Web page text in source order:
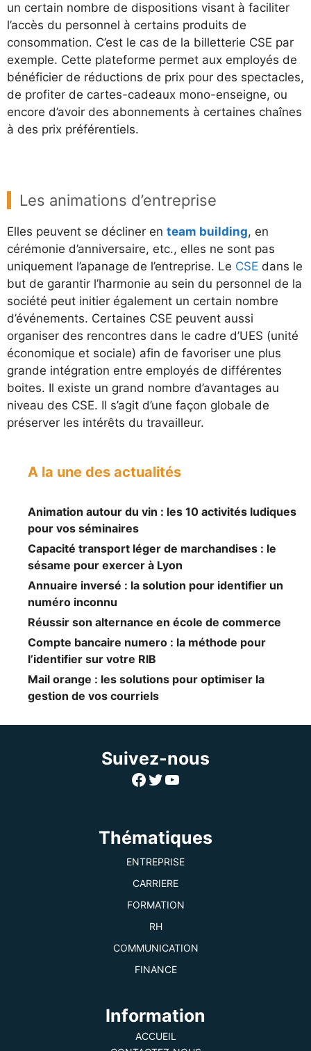
un certain nombre de dispositions visant à faciliter
l’accès du personnel à certains produits de
consommation. C’est le cas de la billetterie CSE par
exemple. Cette plateforme permet aux employés de
bénéficier de réductions de prix pour des spectacles,
de profiter de cartes-cadeaux mono-enseigne, ou
encore d’avoir des abonnements à certaines chaînes
à des prix préférentiels.
Les animations d’entreprise
Elles peuvent se décliner en team building, en
cérémonie d’anniversaire, etc., elles ne sont pas
uniquement l’apanage de l’entreprise. Le CSE dans le
but de garantir l’harmonie au sein du personnel de la
société peut initier également un certain nombre
d’événements. Certaines CSE peuvent aussi
organiser des rencontres dans le cadre d’UES (unité
économique et sociale) afin de favoriser une plus
grande intégration entre employés de différentes
boites. Il existe un grand nombre d’avantages au
niveau des CSE. Il s’agit d’une façon globale de
préserver les intérêts du travailleur.
A la une des actualités
Animation autour du vin : les 10 activités ludiques
pour vos séminaires
Capacité transport léger de marchandises : le
sésame pour exercer à Lyon
Annuaire inversé : la solution pour identifier un
numéro inconnu
Réussir son alternance en école de commerce
Compte bancaire numero : la méthode pour
l’identifier sur votre RIB
Mail orange : les solutions pour optimiser la
gestion de vos courriels
Suivez-nous
Facebook
Twitter
YouTube
Thématiques
ENTREPRISE
CARRIERE
FORMATION
RH
COMMUNICATION
FINANCE
Information
ACCUEIL